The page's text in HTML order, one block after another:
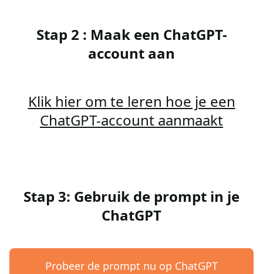
Stap 2 : Maak een ChatGPT-
account aan
Klik hier om te leren hoe je een
ChatGPT-account aanmaakt
Stap 3: Gebruik de prompt in je
ChatGPT
Probeer de prompt nu op ChatGPT